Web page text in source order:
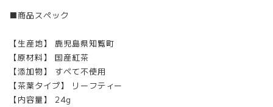
■商品スペック
【生産地】 鹿児島県知覧町
【原材料】 国産紅茶
【添加物】 すべて不使用
【茶葉タイプ】 リーフティー
【内容量】 24g